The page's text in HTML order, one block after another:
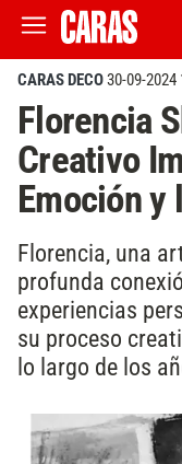
CARAS DECO30-09-2024
Florencia
Creativo
Emoción y
Florencia, una
profunda
experiencias
su proceso
lo largo de los